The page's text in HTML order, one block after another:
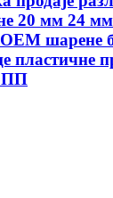
20 мм 24
шарене
пластичне
ПП